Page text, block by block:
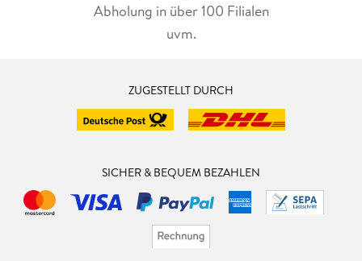
Abholung in über 100 Filialen
uvm.
ZUGESTELLT DURCH
SICHER & BEQUEM BEZAHLEN